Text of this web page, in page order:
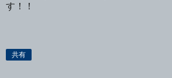
す！！
共有